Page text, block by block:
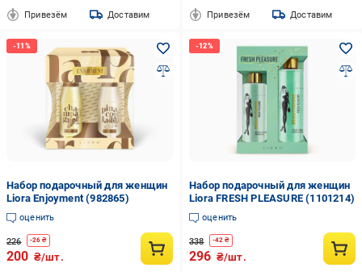
Привезём Доставим Привезём Доставим
Набор подарочный для женщин
Liora Enjoyment (982865)
оценить
226 -26 ₴
200 ₴/шт.
Набор подарочный для женщин
Liora FRESH PLEASURE (1101214)
оценить
338 -42 ₴
296 ₴/шт.